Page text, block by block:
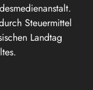
Steuermittel
Landtag